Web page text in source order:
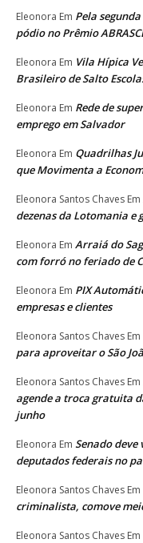
Eleonora Em Pela
pódio no Prêmio
Eleonora Em Vila Hípica
Brasileiro de Salto
Eleonora Em Rede de
emprego em Salvador
Eleonora Em Quadrilhas
que Movimenta a
Eleonora Santos Chaves Em
dezenas da Lotomania e
Eleonora Em Arraiá do
com forró no feriado de
Eleonora Em PIX
empresas e clientes
Eleonora Santos Chaves Em
para aproveitar o São
Eleonora Santos Chaves Em
agende a troca gratuita
junho
Eleonora Em Senado
deputados federais no
Eleonora Santos Chaves Em
criminalista, comove
Eleonora Santos Chaves Em